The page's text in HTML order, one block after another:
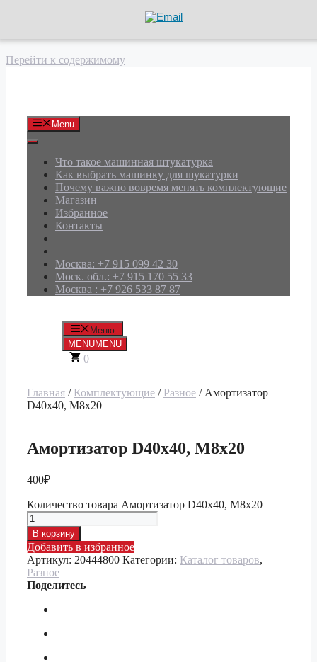
Перейти к содержимому
Menu
Что такое машинная штукатурка
Как выбрать машинку для шукатурки
Почему важно вовремя менять комплектующие
Магазин
Избранное
Контакты
Москва: +7 915 099 42 30
Моск. обл.: +7 915 170 55 33
Москва : +7 926 533 87 87
Меню
MENUMENU
0
Главная / Комплектующие / Разное / Амортизатор
D40x40, M8x20
Амортизатор D40x40, M8x20
400₽
Количество товара Амортизатор D40x40, M8x20
В корзину
Добавить в избранное
Артикул: 20444800 Категории: Каталог товаров,
Разное
Поделитесь